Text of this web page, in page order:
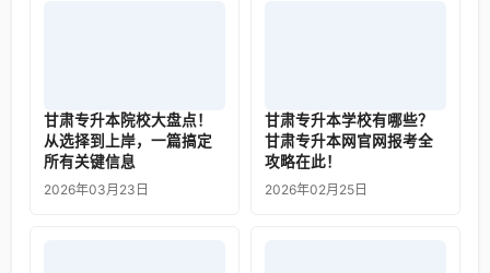
甘肃专升本院校大盘点！
从选择到上岸，一篇搞定
所有关键信息
2026年03月23日
甘肃专升本学校有哪些？
甘肃专升本网官网报考全
攻略在此！
2026年02月25日